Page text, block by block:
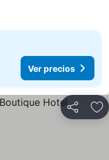
Ver precios
Compartir